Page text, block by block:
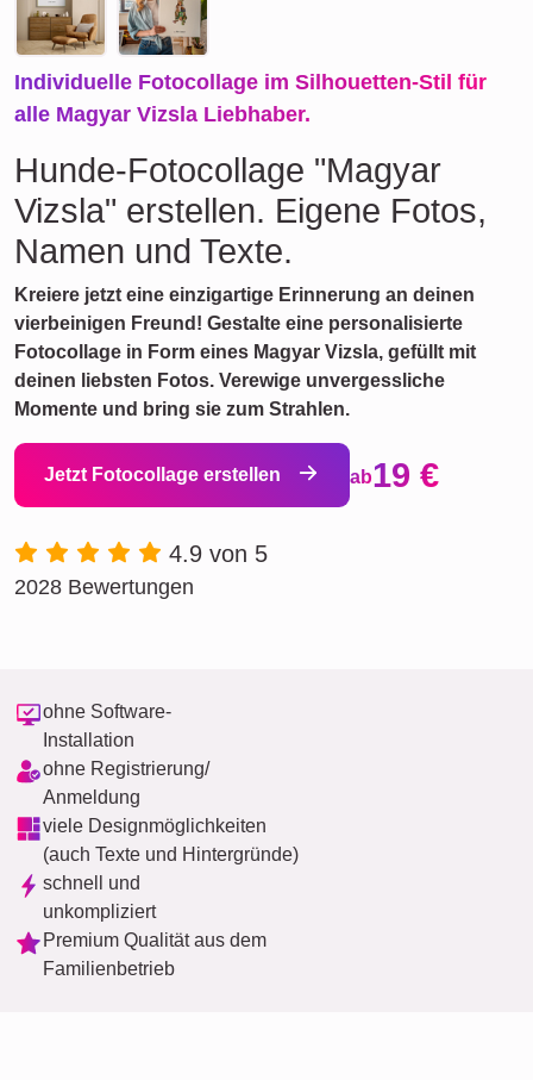
Individuelle Fotocollage im Silhouetten-Stil für
alle Magyar Vizsla Liebhaber.
Hunde-Fotocollage "Magyar
Vizsla" erstellen. Eigene Fotos,
Namen und Texte.
Kreiere jetzt eine einzigartige Erinnerung an deinen
vierbeinigen Freund! Gestalte eine personalisierte
Fotocollage in Form eines Magyar Vizsla, gefüllt mit
deinen liebsten Fotos. Verewige unvergessliche
Momente und bring sie zum Strahlen.
Jetzt Fotocollage erstellen ab19 €
4.9 von 5
2028 Bewertungen
ohne Software-
Installation
ohne Registrierung/
Anmeldung
viele Designmöglichkeiten
(auch Texte und Hintergründe)
schnell und
unkompliziert
Premium Qualität aus dem
Familienbetrieb